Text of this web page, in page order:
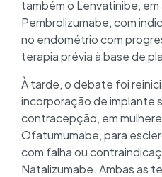
também o Lenvatinibe,
Pembrolizumabe, com
no endométrio com
terapia prévia à base de
À tarde, o debate foi
incorporação de implante
contracepção, em
Ofatumumabe, para
com falha ou
Natalizumabe. Ambas as